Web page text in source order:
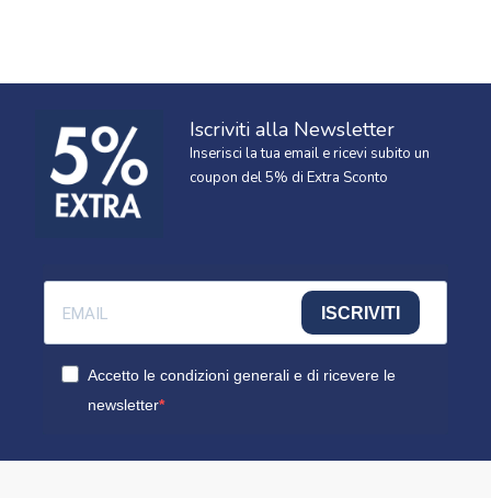
Iscriviti alla Newsletter
Inserisci la tua email e ricevi subito un
coupon del 5% di Extra Sconto
ISCRIVITI
Accetto le condizioni generali e di ricevere le
newsletter